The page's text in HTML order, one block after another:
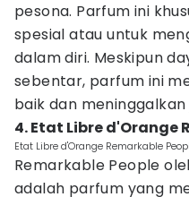
pesona. Parfum ini
spesial atau untuk
dalam diri. Meskipun
sebentar, parfum ini
baik dan
4. Etat Libre d'Orange
Etat Libre d'Orange Remarkable
Remarkable People
adalah parfum yang